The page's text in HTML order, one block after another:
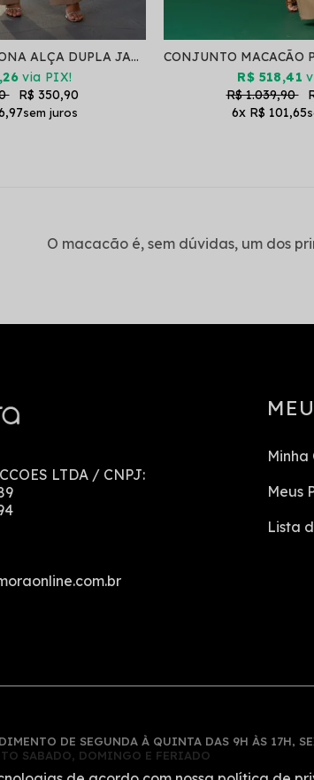
MACACÃO PANTALONA ALÇA DUPLA JAQUE COOKIE
via PIX!
R$ 350,90
R$ 518,41
R$ 1.039,90
6x R$ 101,65
O macacão é, sem dúvidas, um dos
LTDA / CNPJ:
Minha
Meus
Lista
DE SEGUNDA À QUINTA DAS 9H ÀS 17H,
SABADO, DOMINGO E FERIADO